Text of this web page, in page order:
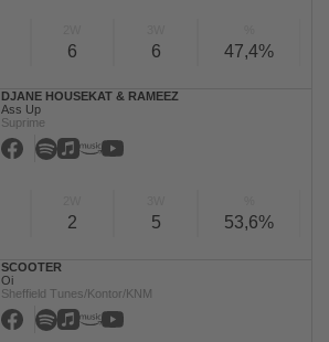
6 6 47,4%
DJANE HOUSEKAT & RAMEEZ
Ass Up
Suprime
2 5 53,6%
SCOOTER
Oi
Sheffield Tunes/Kontor/KNM